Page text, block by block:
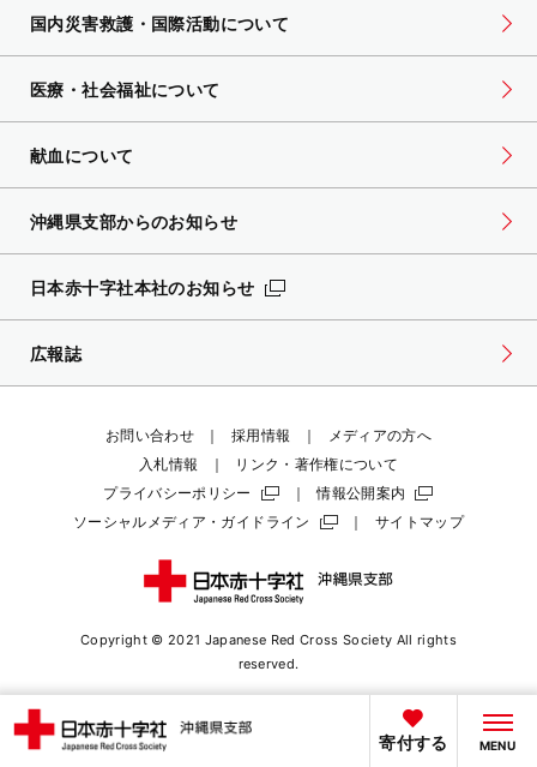
寄付する MENU
国内災害救護・国際活動について
医療・社会福祉について
献血について
沖縄県支部からのお知らせ
日本赤十字社本社のお知らせ
広報誌
お問い合わせ 採用情報
メディアの方へ
入札情報
リンク・著作権について
プライバシーポリシー
情報公開案内
ソーシャルメディア・ガイドライン
サイトマップ
Copyright © 2021 Japanese Red Cross Society All rights
reserved.